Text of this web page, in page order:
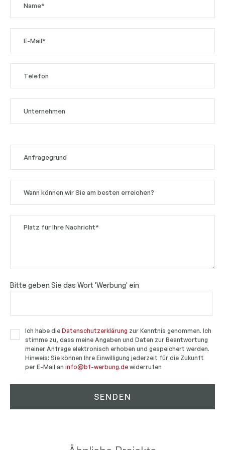
Bitte geben Sie das Wort 'Werbung' ein
Ich habe die Datenschutzerklärung zur Kenntnis genommen. Ich
stimme zu, dass meine Angaben und Daten zur Beantwortung
meiner Anfrage elektronisch erhoben und gespeichert werden.
Hinweis: Sie können Ihre Einwilligung jederzeit für die Zukunft
per E-Mail an info@bf-werbung.de widerrufen